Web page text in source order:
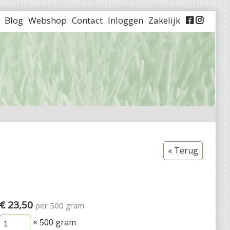


Zakelijk
Inloggen
Contact
Webshop
Blog
« Terug
23,50 per 500 gram
× 500 gram